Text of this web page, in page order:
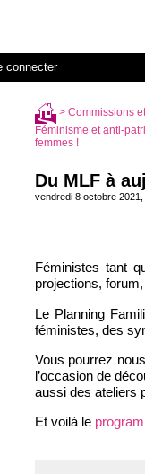
connecter
> Commissions
Féminisme et anti-
femmes !
Du MLF à
vendredi 8 octobre
Féministes tant
projections,
Le Planning
féministes, des
Vous pourrez
l’occasion de
aussi des ateliers
Et voilà le